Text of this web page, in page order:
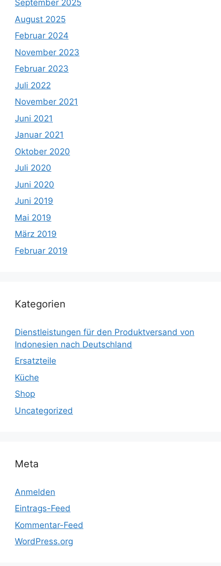
September 2025
August 2025
Februar 2024
November 2023
Februar 2023
Juli 2022
November 2021
Juni 2021
Januar 2021
Oktober 2020
Juli 2020
Juni 2020
Juni 2019
Mai 2019
März 2019
Februar 2019
Kategorien
Dienstleistungen für den Produktversand von
Indonesien nach Deutschland
Ersatzteile
Küche
Shop
Uncategorized
Meta
Anmelden
Eintrags-Feed
Kommentar-Feed
WordPress.org